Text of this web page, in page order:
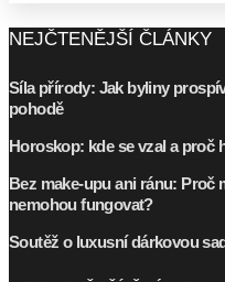
NEJČTENĚJŠÍ ČLÁNKY
Síla přírody: Jak byliny
pohodě
Horoskop: kde se vzal a proč
Bez make-upu ani ránu: Proč
nemohou fungovat?
Soutěž o luxusní dárkovou